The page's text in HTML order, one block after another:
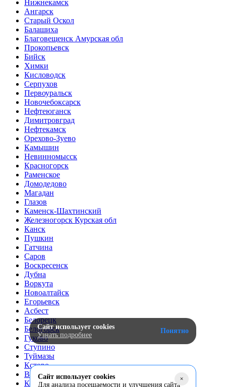
Нижнекамск
Ангарск
Старый Оскол
Балашиха
Благовещенск Амурская обл
Прокопьевск
Бийск
Химки
Кисловодск
Серпухов
Первоуральск
Новочебоксарск
Нефтеюганск
Димитровград
Нефтекамск
Орехово-Зуево
Камышин
Невинномысск
Красногорск
Раменское
Домодедово
Магадан
Глазов
Каменск-Шахтинский
Железногорск Курская обл
Канск
Пушкин
Гатчина
Саров
Воскресенск
Дубна
Воркута
Новоалтайск
Егорьевск
Асбест
Белорецк
Белогорск
Гуково
Ступино
Туймазы
Кстово
Вольск
Котлас
+
Сайт использует cookies
Для анализа посещаемости и улучшения сайта
Сайт использует cookies
Узнать подробнее
Понятно